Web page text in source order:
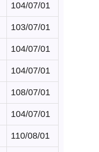
104/07/01
103/07/01
104/07/01
104/07/01
108/07/01
104/07/01
110/08/01